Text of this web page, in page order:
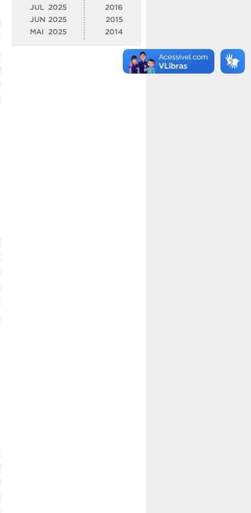
JUL
2025
JUN 2025
MAI
2025
2016
2015
2014